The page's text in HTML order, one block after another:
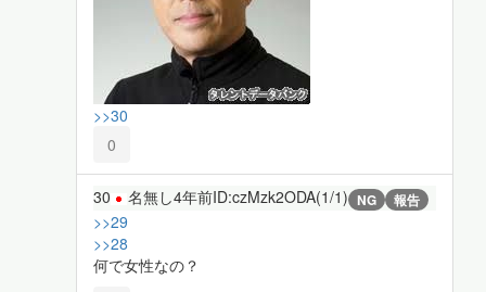
>>30
0
30 名無し4年前ID:czMzk2ODA(1/1) NG 報告
>>29
>>28
何で女性なの？